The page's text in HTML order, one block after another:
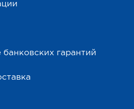
банковских гарантий